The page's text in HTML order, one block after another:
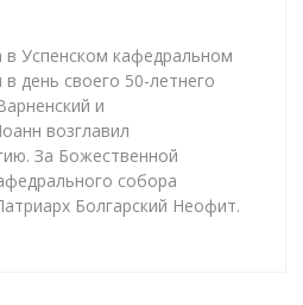
в Успенском кафедральном
день своего 50-летнего
и
возглавил
За Божественной
собора
Болгарский Неофит.